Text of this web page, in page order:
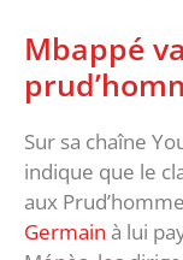
Mbappé
Sur sa chaîne
indique que le
aux
Germain à lui